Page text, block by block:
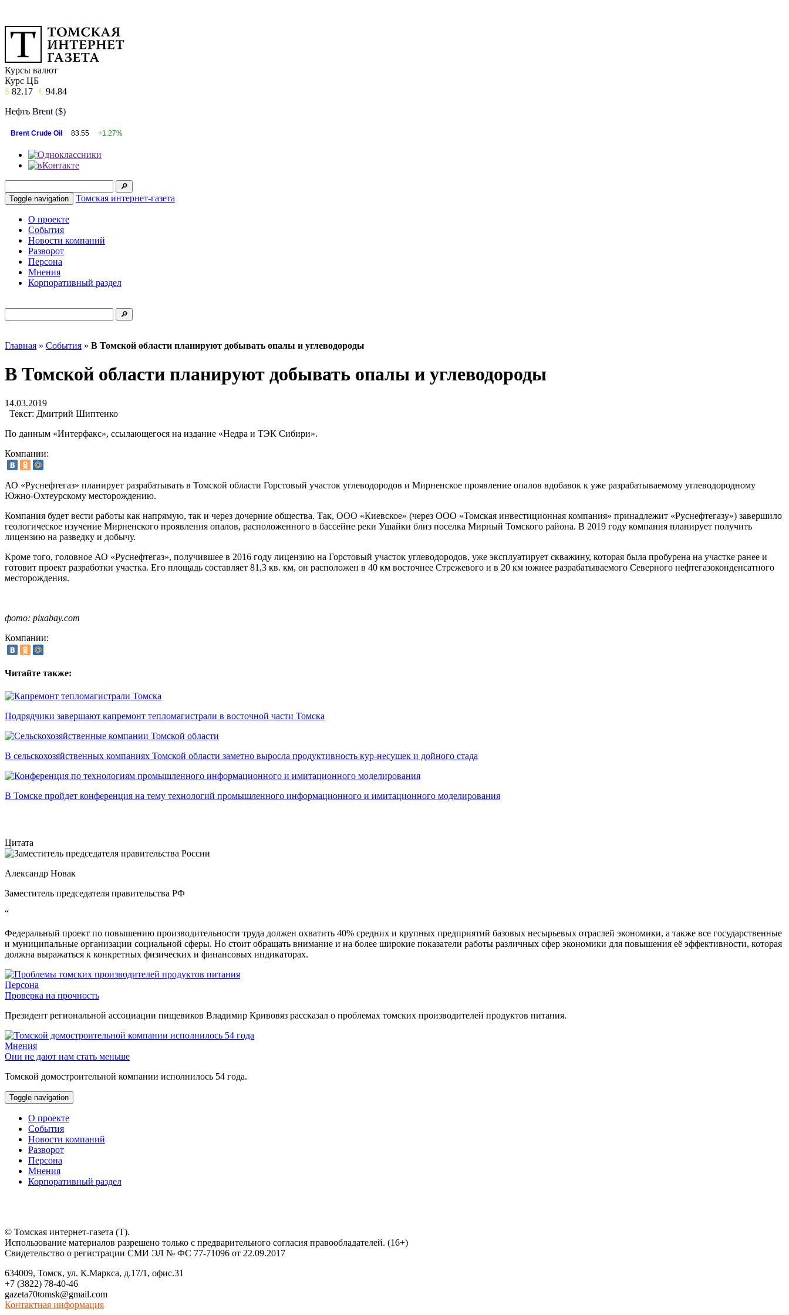
Курсы валют
Курс ЦБ
$ 82.17 € 94.84
Нефть Brent ($)
Brent Crude Oil 83.55 +1.27%
Toggle navigation Томская интернет-газета
О проекте
События
Новости компаний
Разворот
Персона
Мнения
Корпоративный раздел
Главная » События » В Томской области планируют добывать опалы и углеводороды
В Томской области планируют добывать опалы и углеводороды
14.03.2019
Текст: Дмитрий Шиптенко
По данным «Интерфакс», ссылающегося на издание «Недра и ТЭК Сибири».
Компании:
АО «Руснефтегаз» планирует разрабатывать в Томской области Горстовый участок углеводородов и Мирненское проявление опалов вдобавок к уже разрабатываемому углеводородному
Южно-Охтеурскому месторождению.
Компания будет вести работы как напрямую, так и через дочерние общества. Так, ООО «Киевское» (через ООО «Томская инвестиционная компания» принадлежит «Руснефтегазу») завершило
геологическое изучение Мирненского проявления опалов, расположенного в бассейне реки Ушайки близ поселка Мирный Томского района. В 2019 году компания планирует получить
лицензию на разведку и добычу.
Кроме того, головное АО «Руснефтегаз», получившее в 2016 году лицензию на Горстовый участок углеводородов, уже эксплуатирует скважину, которая была пробурена на участке ранее и
готовит проект разработки участка. Его площадь составляет 81,3 кв. км, он расположен в 40 км восточнее Стрежевого и в 20 км южнее разрабатываемого Северного нефтегазоконденсатного
месторождения.
фото: pixabay.com
Компании:
Читайте также:
Подрядчики завершают капремонт тепломагистрали в восточной части Томска
В сельскохозяйственных компаниях Томской области заметно выросла продуктивность кур-несушек и дойного стада
В Томске пройдет конференция на тему технологий промышленного информационного и имитационного моделирования
Цитата
Александр Новак
Заместитель председателя правительства РФ
“
Федеральный проект по повышению производительности труда должен охватить 40% средних и крупных предприятий базовых несырьевых отраслей экономики, а также все государственные
и муниципальные организации социальной сферы. Но стоит обращать внимание и на более широкие показатели работы различных сфер экономики для повышения её эффективности, которая
должна выражаться к конкретных физических и финансовых индикаторах.
Персона
Проверка на прочность
Президент региональной ассоциации пищевиков Владимир Кривовяз рассказал о проблемах томских производителей продуктов питания.
Мнения
Они не дают нам стать меньше
Томской домостроительной компании исполнилось 54 года.
Toggle navigation
О проекте
События
Новости компаний
Разворот
Персона
Мнения
Корпоративный раздел
© Томская интернет-газета (Т).
Использование материалов разрешено только с предварительного согласия правообладателей. (16+)
Свидетельство о регистрации СМИ ЭЛ № ФС 77-71096 от 22.09.2017
634009, Томск, ул. К.Маркса, д.17/1, офис.31
+7 (3822) 78-40-46
gazeta70tomsk@gmail.com
Контактная информация